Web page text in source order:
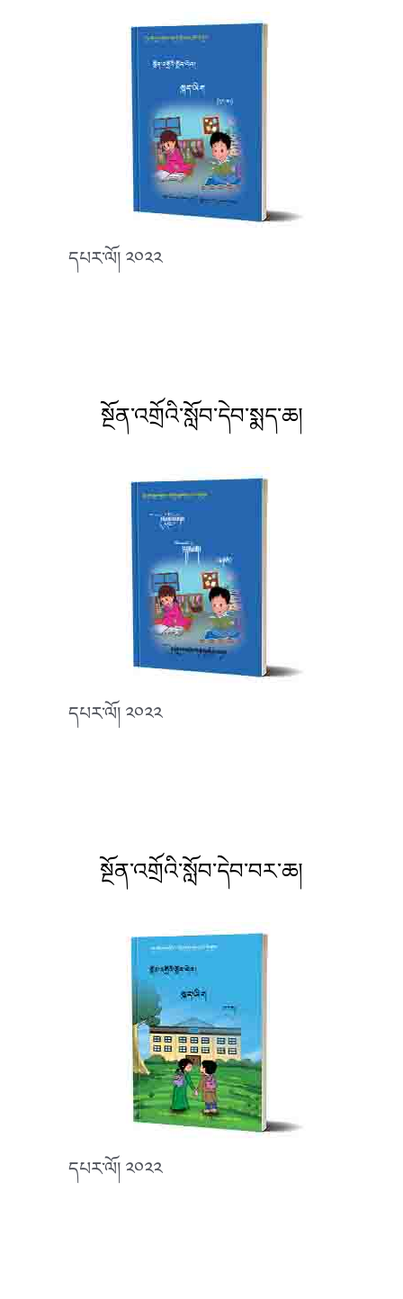
དཔར་ལོ། ༢༠༢༢
སྔོན་འགྲོའི་སློབ་དེབ་སྨད་ཆ།
དཔར་ལོ། ༢༠༢༢
སྔོན་འགྲོའི་སློབ་དེབ་བར་ཆ།
དཔར་ལོ། ༢༠༢༢